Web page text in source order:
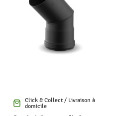
Click & Collect / Livraison à
domicile